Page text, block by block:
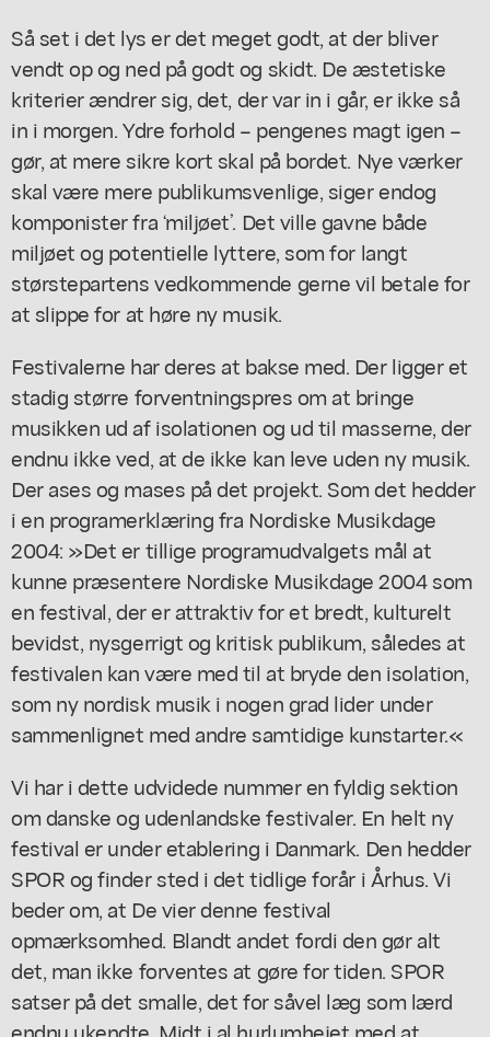
Så set i det lys er det meget godt, at der bliver
vendt op og ned på godt og skidt. De æstetiske
kriterier ændrer sig, det, der var in i går, er ikke så
in i morgen. Ydre forhold – pengenes magt igen –
gør, at mere sikre kort skal på bordet. Nye værker
skal være mere publikumsvenlige, siger endog
komponister fra ‘miljøet’. Det ville gavne både
miljøet og potentielle lyttere, som for langt
størstepartens vedkommende gerne vil betalefor
at slippe for at høre ny musik.
Festivalerne har deres at bakse med. Der ligger et
stadig større forventningspres om at bringe
musikken ud af isolationen og ud til masserne, der
endnu ikke ved, at de ikke kan leve uden ny musik.
Der ases og mases på det projekt. Som det hedder
i en programerklæring fra Nordiske Musikdage
2004: »Det er tillige programudvalgets mål at
kunne præsentere Nordiske Musikdage 2004 som
en festival, der er attraktiv for et bredt, kulturelt
bevidst, nysgerrigt og kritisk publikum, således at
festivalen kan være med til at bryde den isolation,
som ny nordisk musik i nogen grad lider under
sammenlignet med andre samtidige kunstarter.«
Vi har i dette udvidede nummer en fyldig sektion
om danske og udenlandske festivaler. En helt ny
festival er under etablering i Danmark. Den hedder
SPOR og finder sted i det tidlige forår i Århus. Vi
beder om, at De vier denne festival
opmærksomhed. Blandt andet fordi den gør alt
det, man ikke forventes at gøre for tiden. SPOR
satser på det smalle, det for såvel læg som lærd
endnu ukendte. Midt i al hurlumhejet med at